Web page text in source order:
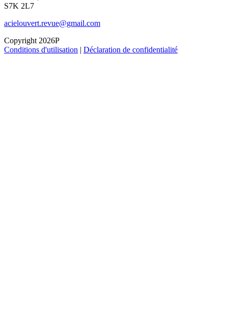
S7K 2L7
acielouvert.revue@gmail.com
Copyright 2026P
Conditions d'utilisation | Déclaration de confidentialité